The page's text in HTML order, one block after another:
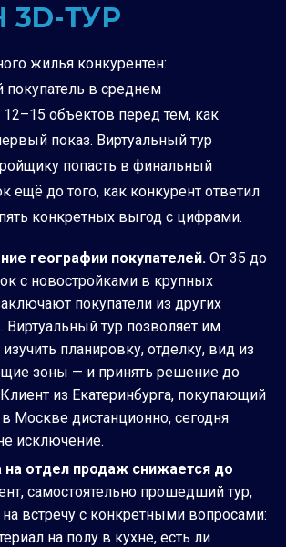
ТУР
жилья конкурентен:
покупатель в среднем
12–15 объектов перед тем, как
показ. Виртуальный тур
попасть в финальный
ещё до того, как конкурент ответил
конкретных выгод с цифрами.
географии покупателей. От 35 до
с новостройками в крупных
покупатели из других
Виртуальный тур позволяет им
планировку, отделку, вид из
зоны — и принять решение до
из Екатеринбурга, покупающий
в Москве дистанционно, сегодня
исключение.
на отдел продаж снижается до
самостоятельно прошедший тур,
на встречу с конкретными вопросами:
на полу в кухне, есть ли